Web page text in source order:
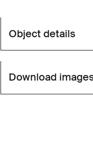
Object details
Download